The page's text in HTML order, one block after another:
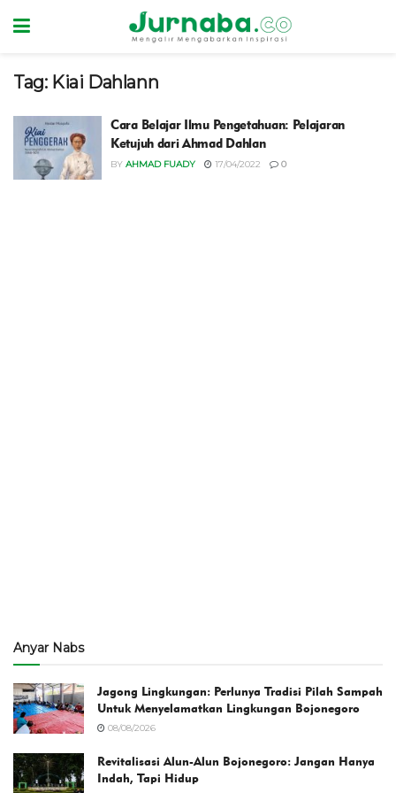
Tag: Kiai Dahlann
Cara Belajar Ilmu Pengetahuan: Pelajaran
Ketujuh dari Ahmad Dahlan
BY AHMAD FUADY 17/04/2022 0
Anyar Nabs
Jagong Lingkungan: Perlunya Tradisi Pilah Sampah
Untuk Menyelamatkan Lingkungan Bojonegoro
08/08/2026
Revitalisasi Alun-Alun Bojonegoro: Jangan Hanya
Indah, Tapi Hidup